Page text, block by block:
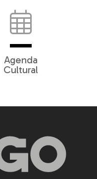
Agenda
Cultural